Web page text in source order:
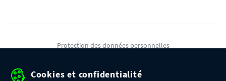
Protection des données personnelles
Cookies et confidentialité